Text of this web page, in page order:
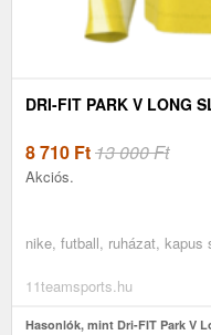
DRI-FIT PARK V LONG
8 710 Ft13 000 Ft
Akciós.
nike, futball, ruházat,
11teamsports.hu
Hasonlók, mint Dri-FIT Park V